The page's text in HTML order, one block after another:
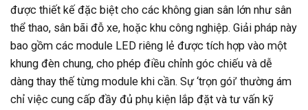
được thiết kế đặc biệt cho các không gian sân lớn như sân
thể thao, sân bãi đỗ xe, hoặc khu công nghiệp. Giải pháp này
bao gồm các module LED riêng lẻ được tích hợp vào một
khung đèn chung, cho phép điều chỉnh góc chiếu và dễ
dàng thay thế từng module khi cần. Sự ‘trọn gói’ thường ám
chỉ việc cung cấp đầy đủ phụ kiện lắp đặt và tư vấn kỹ